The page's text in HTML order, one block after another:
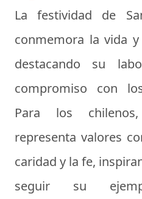
La festividad de
conmemora la vida
destacando su
compromiso con
Para los
representa valores
caridad y la fe,
seguir su